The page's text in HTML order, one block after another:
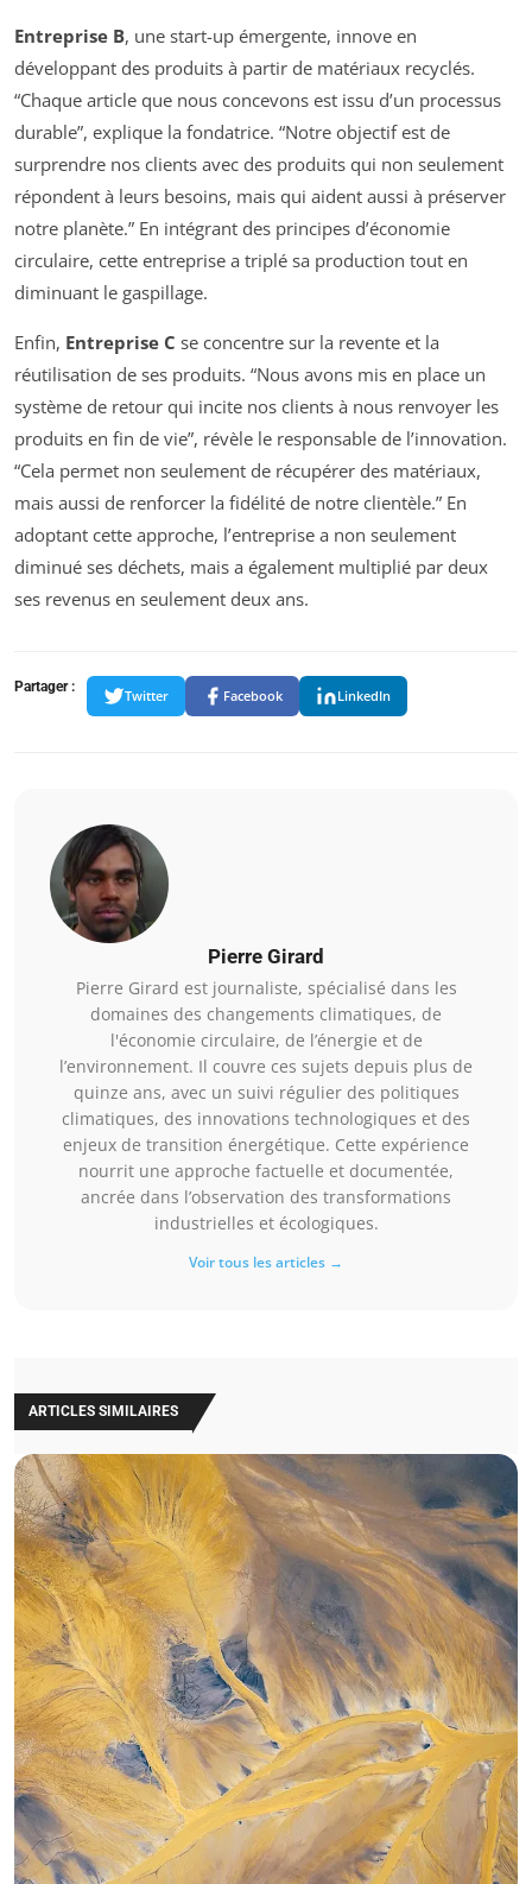
Entreprise B, une start-up émergente, innove en
développant des produits à partir de matériaux recyclés.
“Chaque article que nous concevons est issu d’un processus
durable”, explique la fondatrice. “Notre objectif est de
surprendre nos clients avec des produits qui non seulement
répondent à leurs besoins, mais qui aident aussi à préserver
notre planète.” En intégrant des principes d’économie
circulaire, cette entreprise a triplé sa production tout en
diminuant le gaspillage.
Enfin, Entreprise C se concentre sur la revente et la
réutilisation de ses produits. “Nous avons mis en place un
système de retour qui incite nos clients à nous renvoyer les
produits en fin de vie”, révèle le responsable de l’innovation.
“Cela permet non seulement de récupérer des matériaux,
mais aussi de renforcer la fidélité de notre clientèle.” En
adoptant cette approche, l’entreprise a non seulement
diminué ses déchets, mais a également multiplié par deux
ses revenus en seulement deux ans.
Partager :
Twitter Facebook LinkedIn
Pierre Girard
Pierre Girard est journaliste, spécialisé dans les
domaines des changements climatiques, de
l'économie circulaire, de l’énergie et de
l’environnement. Il couvre ces sujets depuis plus de
quinze ans, avec un suivi régulier des politiques
climatiques, des innovations technologiques et des
enjeux de transition énergétique. Cette expérience
nourrit une approche factuelle et documentée,
ancrée dans l’observation des transformations
industrielles et écologiques.
Voir tous les articles →
ARTICLES SIMILAIRES